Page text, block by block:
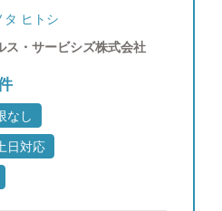
タ ヒトシ
ス・サービシズ株式会社
なし
日対応